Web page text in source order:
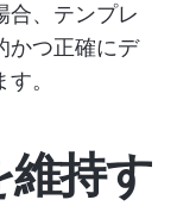
合、テンプレ
かつ正確にデ
。
持す